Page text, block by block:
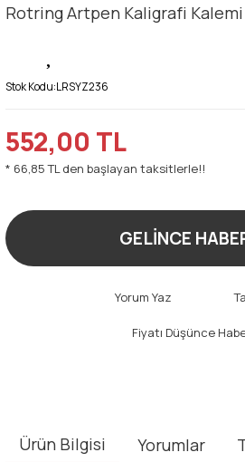
Rotring Artpen Kaligrafi Kalemi
Stok Kodu:LRSYZ236
552,00 TL
* 66,85 TL den başlayan taksitlerle!!
GELİNCE
Yorum Yaz
Fiyatı Düşünce
Ürün Bilgisi Yorumlar